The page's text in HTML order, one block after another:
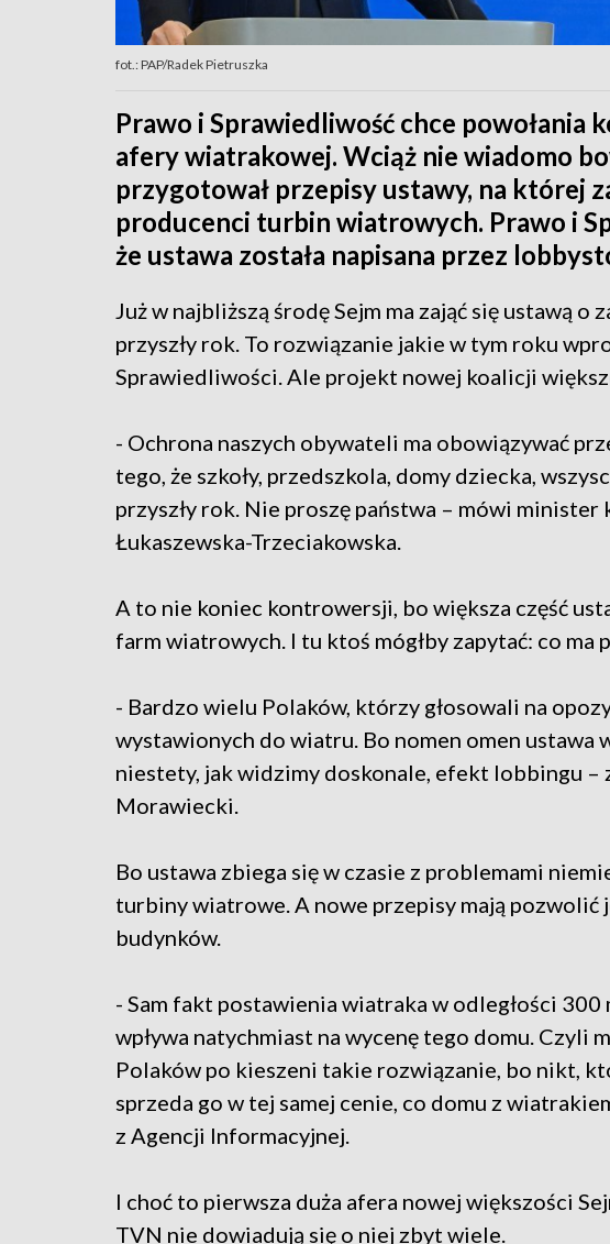
fot.: PAP/Radek Pietruszka
Prawo i Sprawiedliwość chce powołania
afery wiatrakowej. Wciąż nie wiadomo
przygotował przepisy ustawy, na której
producenci turbin wiatrowych. Prawo i
że ustawa została napisana przez
Już w najbliższą środę Sejm ma zająć się ustawą o
przyszły rok. To rozwiązanie jakie w tym roku
Sprawiedliwości. Ale projekt nowej koalicji
- Ochrona naszych obywateli ma obowiązywać
tego, że szkoły, przedszkola, domy dziecka,
przyszły rok. Nie proszę państwa – mówi
Łukaszewska-Trzeciakowska.
A to nie koniec kontrowersji, bo większa część
farm wiatrowych. I tu ktoś mógłby zapytać: co ma
- Bardzo wielu Polaków, którzy głosowali na
wystawionych do wiatru. Bo nomen omen ustawa
niestety, jak widzimy doskonale, efekt lobbingu –
Morawiecki.
Bo ustawa zbiega się w czasie z problemami
turbiny wiatrowe. A nowe przepisy mają pozwolić
budynków.
- Sam fakt postawienia wiatraka w odległości
wpływa natychmiast na wycenę tego domu. Czyli
Polaków po kieszeni takie rozwiązanie, bo nikt,
sprzeda go w tej samej cenie, co domu z
z Agencji Informacyjnej.
I choć to pierwsza duża afera nowej większości
TVN nie dowiadują się o niej zbyt wiele.